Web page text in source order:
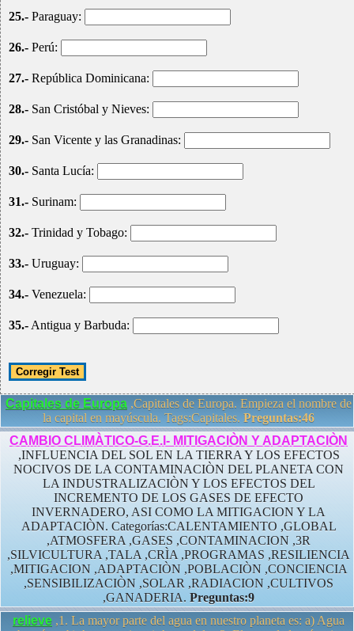
25.- Paraguay:
26.- Perú:
27.- República Dominicana:
28.- San Cristóbal y Nieves:
29.- San Vicente y las Granadinas:
30.- Santa Lucía:
31.- Surinam:
32.- Trinidad y Tobago:
33.- Uruguay:
34.- Venezuela:
35.- Antigua y Barbuda:
Capitales de Europa ,Capitales de Europa. Empieza el nombre de
la capital en mayúscula. Tags:Capitales. Preguntas:46
CAMBIO CLIMÀTICO-G.E.I- MITIGACIÒN Y ADAPTACIÒN
,INFLUENCIA DEL SOL EN LA TIERRA Y LOS EFECTOS
NOCIVOS DE LA CONTAMINACIÒN DEL PLANETA CON
LA INDUSTRALIZACIÒN Y LOS EFECTOS DEL
INCREMENTO DE LOS GASES DE EFECTO
INVERNADERO, ASI COMO LA MITIGACION Y LA
ADAPTACIÒN. Categorías:CALENTAMIENTO ,GLOBAL
,ATMOSFERA ,GASES ,CONTAMINACION ,3R
,SILVICULTURA ,TALA ,CRÌA ,PROGRAMAS ,RESILIENCIA
,MITIGACION ,ADAPTACIÒN ,POBLACIÒN ,CONCIENCIA
,SENSIBILIZACIÒN ,SOLAR ,RADIACION ,CULTIVOS
,GANADERIA. Preguntas:9
relieve ,1. La mayor parte del agua en nuestro planeta es: a) Agua